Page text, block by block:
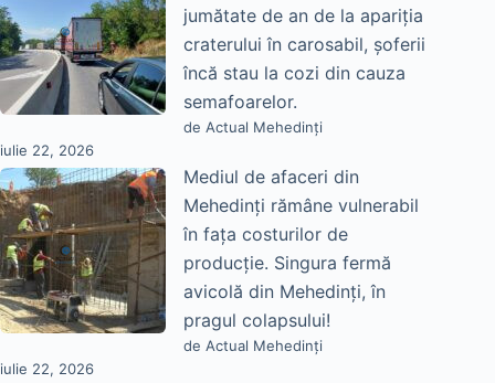
jumătate de an de la apariția
craterului în carosabil, șoferii
încă stau la cozi din cauza
semafoarelor.
de Actual Mehedinți
iulie 22, 2026
Mediul de afaceri din
Mehedinți rămâne vulnerabil
în fața costurilor de
producție. Singura fermă
avicolă din Mehedinți, în
pragul colapsului!
de Actual Mehedinți
iulie 22, 2026